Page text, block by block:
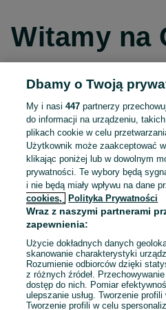
Witamy na
Kontynuuj
Kontynuuj
Kontynuuj
LUB
E-mail
Dbamy o Twoją
My i nasi447 partnerzy
do informacji na urządzeniu,
plikach cookie w celu
Użytkownik może zaakceptować
klikając poniżej lub w dowolnym
prywatności. Te wybory będą
i nie będą miały wpływu na dane
cookies,
Polityka Prywatności
Wraz z naszymi partnerami
zapewnienia:
Użycie dokładnych danych
skanowanie charakterystyki
Rozumienie odbiorców dzięki
z różnych źródeł.
dostęp do nich. Pomiar
ulepszanie usług. Tworzenie
Tworzenie profili w celu